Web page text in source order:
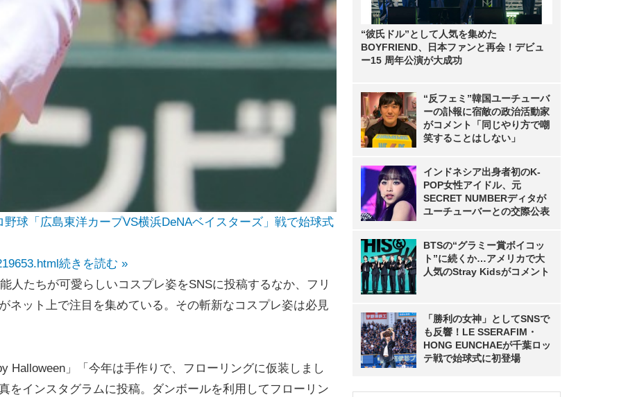
球「広島東洋カープVS横浜DeNAベイスターズ」戦で始球式
続きを読む »
人たちが可愛らしいコスプレ姿をSNSに投稿するなか、フリ
ネット上で注目を集めている。その斬新なコスプレ姿は必見
」「今年は手作りで、フローリングに仮装しまし
をインスタグラムに投稿。ダンボールを利用してフローリン
“彼氏ドル”として人気を集めた
BOYFRIEND、日本ファンと再会！デビュ
ー15 周年公演が大成功
“反フェミ”韓国ユーチューバ
ーの訃報に宿敵の政治活動家
がコメント「同じやり方で嘲
笑することはしない」
インドネシア出身者初のK-
POP女性アイドル、元
SECRET NUMBERディタが
ユーチューバーとの交際公表
BTSの“グラミー賞ボイコッ
ト”に続くか…アメリカで大
人気のStray Kidsがコメント
「勝利の女神」としてSNSで
も反響！LE SSERAFIM・
HONG EUNCHAEが千葉ロッ
テ戦で始球式に初登場